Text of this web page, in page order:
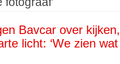
Bavcar over
licht: ‘We zien